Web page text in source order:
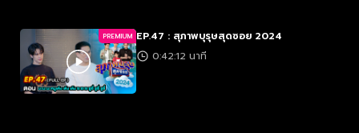
PREMIUM EP.47 : สุภาพบุรุษสุดซอย 2024
0:42:12 นาที